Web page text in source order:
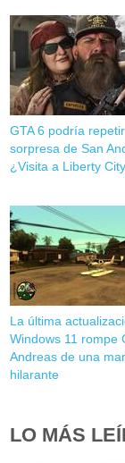
GTA 6 podría
sorpresa de San
¿Visita a Liberty
La última
Windows 11 rompe
Andreas de una
hilarante
LO MÁS